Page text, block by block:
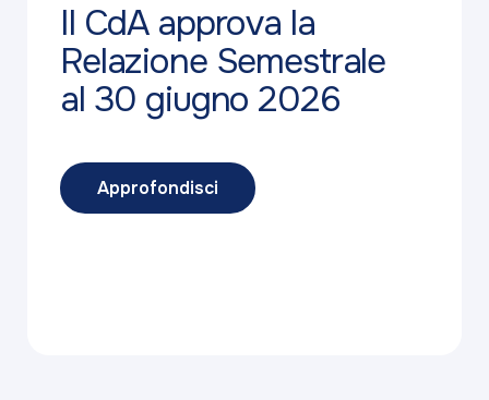
Il CdA approva la
Relazione Semestrale
al 30 giugno 2026
Approfondisci